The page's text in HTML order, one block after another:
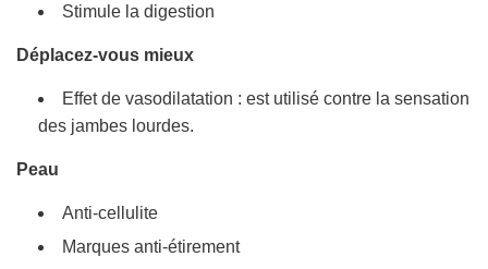
Stimule la digestion
Déplacez-vous mieux
Effet de vasodilatation : est utilisé contre la sensation
des jambes lourdes.
Peau
Anti-cellulite
Marques anti-étirement